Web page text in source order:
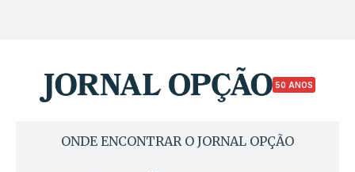
50 ANOS
ONDE ENCONTRAR O JORNAL OPÇÃO